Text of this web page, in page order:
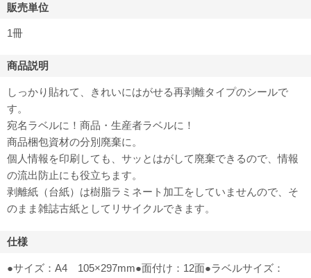
販売単位
1冊
商品説明
しっかり貼れて、きれいにはがせる再剥離タイプのシールで
す。
宛名ラベルに！商品・生産者ラベルに！
商品梱包資材の分別廃棄に。
個人情報を印刷しても、サッとはがして廃棄できるので、情報
の流出防止にも役立ちます。
剥離紙（台紙）は樹脂ラミネート加工をしていませんので、そ
のまま雑誌古紙としてリサイクルできます。
仕様
●サイズ：A4 105×297mm●面付け：12面●ラベルサイズ：